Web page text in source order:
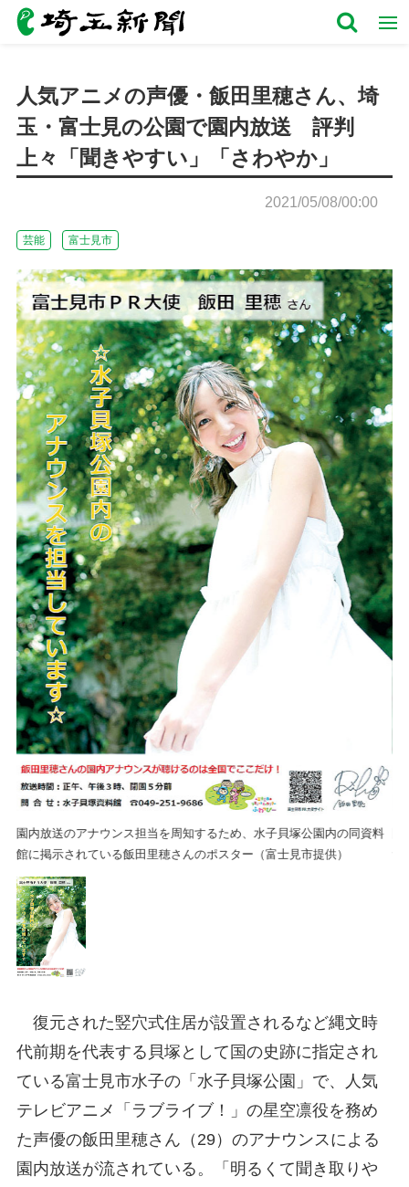
人気アニメの声優・飯田里穂さん、埼
玉・富士見の公園で園内放送 評判
上々「聞きやすい」「さわやか」
2021/05/08/00:00
芸能 富士見市
園内放送のアナウンス担当を周知するため、水子貝塚公園内の同資料
館に掲示されている飯田里穂さんのポスター（富士見市提供）
復元された竪穴式住居が設置されるなど縄文時
代前期を代表する貝塚として国の史跡に指定され
ている富士見市水子の「水子貝塚公園」で、人気
テレビアニメ「ラブライブ！」の星空凛役を務め
た声優の飯田里穂さん（29）のアナウンスによる
園内放送が流されている。「明るくて聞き取りや